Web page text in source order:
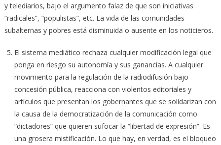
y telediarios, bajo el argumento falaz de que son iniciativas
“radicales”, “populistas”, etc. La vida de las comunidades
subalternas y pobres está disminuida o ausente en los noticieros.
El sistema mediático rechaza cualquier modificación legal que
ponga en riesgo su autonomía y sus ganancias. A cualquier
movimiento para la regulación de la radiodifusión bajo
concesión pública, reacciona con violentos editoriales y
artículos que presentan los gobernantes que se solidarizan con
la causa de la democratización de la comunicación como
“dictadores” que quieren sufocar la “libertad de expresión”. Es
una grosera mistificación. Lo que hay, en verdad, es el bloqueo